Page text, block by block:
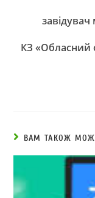
завідувач
КЗ «Обласний
ВАМ ТАКОЖ